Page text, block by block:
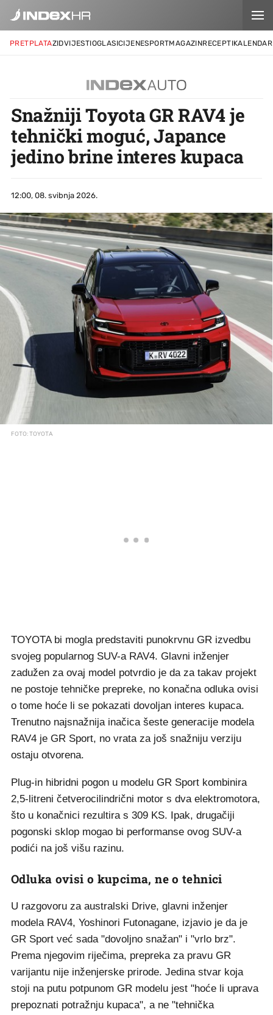
PRETPLATAZIDVIJESTIOGLASICIJENESPORTMAGAZINRECEPTIKALENDAR
Snažniji Toyota GR RAV4 je
tehnički moguć, Japance
jedino brine interes kupaca
12:00, 08. svibnja 2026.
FOTO: TOYOTA
TOYOTA bi mogla predstaviti punokrvnu GR izvedbu
svojeg popularnog SUV-a RAV4. Glavni inženjer
zadužen za ovaj model potvrdio je da za takav projekt
ne postoje tehničke prepreke, no konačna odluka ovisi
o tome hoće li se pokazati dovoljan interes kupaca.
Trenutno najsnažnija inačica šeste generacije modela
RAV4 je GR Sport, no vrata za još snažniju verziju
ostaju otvorena.
Plug-in hibridni pogon u modelu GR Sport kombinira
2,5-litreni četverocilindrični motor s dva elektromotora,
što u konačnici rezultira s 309 KS. Ipak, drugačiji
pogonski sklop mogao bi performanse ovog SUV-a
podići na još višu razinu.
Odluka ovisi o kupcima, ne o tehnici
U razgovoru za australski Drive, glavni inženjer
modela RAV4, Yoshinori Futonagane, izjavio je da je
GR Sport već sada "dovoljno snažan" i "vrlo brz".
Prema njegovim riječima, prepreka za pravu GR
varijantu nije inženjerske prirode. Jedina stvar koja
stoji na putu potpunom GR modelu jest "hoće li uprava
prepoznati potražnju kupaca", a ne "tehnička